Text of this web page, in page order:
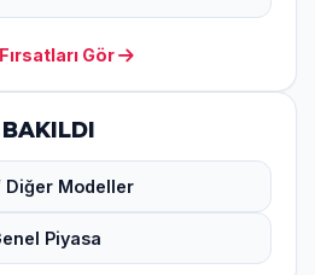
Gör
Diğer Modeller
Piyasa